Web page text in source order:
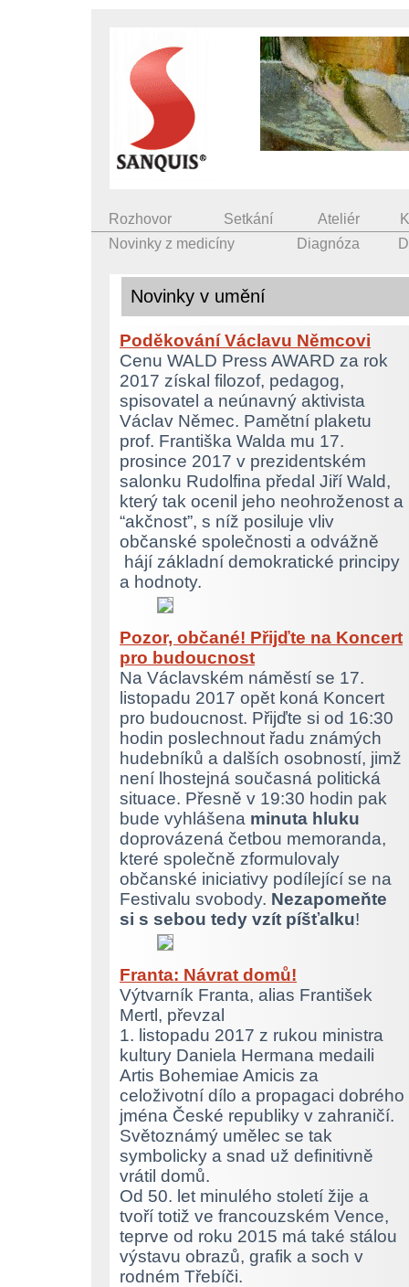
Rozhovor Setkání Ateliér
Novinky z medicíny
Diagnóza
Novinky v umění
Poděkování Václavu Němcovi
Cenu WALD Press AWARD za rok
2017 získal filozof, pedagog,
spisovatel a neúnavný aktivista
Václav Němec. Pamětní plaketu
prof. Františka Walda mu 17.
prosince 2017 v prezidentském
salonku Rudolfina předal Jiří Wald,
který tak ocenil jeho neohroženost a
“akčnost”, s níž posiluje vliv
občanské společnosti a odvážně
hájí základní demokratické principy
a hodnoty.
Pozor, občané! Přijďte na Koncert
pro budoucnost
Na Václavském náměstí se 17.
listopadu 2017 opět koná Koncert
pro budoucnost. Přijďte si od 16:30
hodin poslechnout řadu známých
hudebníků a dalších osobností, jimž
není lhostejná současná politická
situace. Přesně v 19:30 hodin pak
bude vyhlášena minuta hluku
doprovázená četbou memoranda,
které společně zformulovaly
občanské iniciativy podílející se na
Festivalu svobody. Nezapomeňte
si s sebou tedy vzít píšťalku!
Franta: Návrat domů!
Výtvarník Franta, alias František
Mertl, převzal
1. listopadu 2017 z rukou ministra
kultury Daniela Hermana medaili
Artis Bohemiae Amicis za
celoživotní dílo a propagaci dobrého
jména České republiky v zahraničí.
Světoznámý umělec se tak
symbolicky a snad už definitivně
vrátil domů.
Od 50. let minulého století žije a
tvoří totiž ve francouzském Vence,
teprve od roku 2015 má také stálou
výstavu obrazů, grafik a soch v
rodném Třebíči.